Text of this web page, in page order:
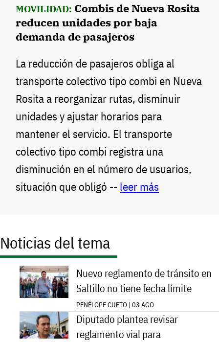
MOVILIDAD: Combis de Nueva Rosita
reducen unidades por baja
demanda de pasajeros
La reducción de pasajeros obliga al
transporte colectivo tipo combi en Nueva
Rosita a reorganizar rutas, disminuir
unidades y ajustar horarios para
mantener el servicio. El transporte
colectivo tipo combi registra una
disminución en el número de usuarios,
situación que obligó -- leer más
Noticias del tema
Nuevo reglamento de tránsito en
Saltillo no tiene fecha límite
PENÉLOPE CUETO | 03 AGO
Diputado plantea revisar
reglamento vial para